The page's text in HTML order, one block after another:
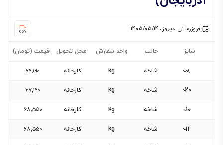
فیلتر
به‌روزرسانی:دیروز، ۱۴۰۵/۰۵/۱۴
سایز حالت واحد سفارش محل تحویل قیمت (تومان)
8 شاخه Kg کارخانه ۶۹٬۱۹۰
20 شاخه Kg کارخانه ۶۷٬۱۹۰
10 شاخه Kg کارخانه ۶۸٬۵۵۰
12 شاخه Kg کارخانه ۶۸٬۵۵۰